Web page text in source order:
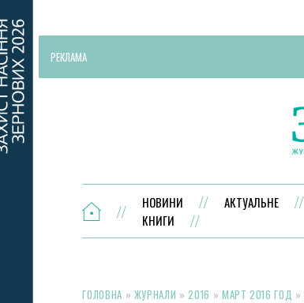
РЕКЛАМА
НОВИНИ АКТУАЛЬНЕ
КНИГИ
ГОЛОВНА » ЖУРНАЛИ »2016 » МАРТ 2016 ГОД »